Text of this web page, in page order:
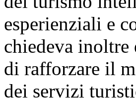
esperienziali e
chiedeva
di rafforzare il
dei servizi